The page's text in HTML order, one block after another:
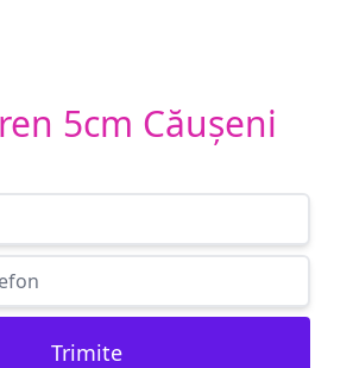
5cm Căușeni
Trimite